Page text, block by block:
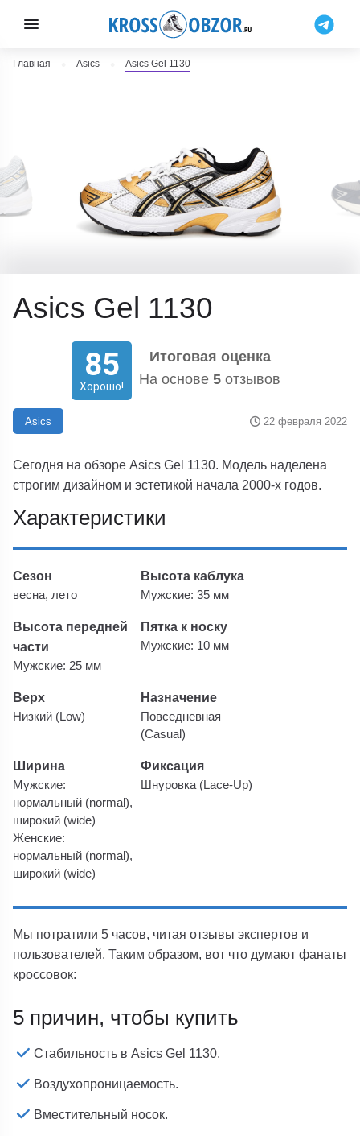
Главная Asics Asics Gel 1130
Asics Gel 1130
85
Хорошо!
Итоговая оценка
На основе 5 отзывов
Asics 22 февраля 2022
Сегодня на обзоре Asics Gel 1130. Модель наделена
строгим дизайном и эстетикой начала 2000-х годов.
Характеристики
Сезон
весна, лето
Высота каблука
Мужские: 35 мм
Высота передней
части
Мужские: 25 мм
Пятка к носку
Мужские: 10 мм
Верх
Низкий (Low)
Назначение
Повседневная
(Casual)
Ширина
Мужские:
нормальный (normal),
широкий (wide)
Женские:
нормальный (normal),
широкий (wide)
Фиксация
Шнуровка (Lace-Up)
Мы потратили 5 часов, читая отзывы экспертов и
пользователей. Таким образом, вот что думают фанаты
кроссовок:
5 причин, чтобы купить
Стабильность в Asics Gel 1130.
Воздухопроницаемость.
Вместительный носок.